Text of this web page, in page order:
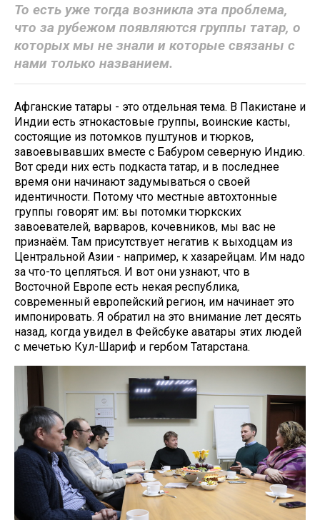
То есть уже тогда возникла эта проблема,
что за рубежом появляются группы татар, о
которых мы не знали и которые связаны с
нами только названием.
Афганские татары - это отдельная тема. В Пакистане и
Индии есть этнокастовые группы, воинские касты,
состоящие из потомков пуштунов и тюрков,
завоевывавших вместе с Бабуром северную Индию.
Вот среди них есть подкаста татар, и в последнее
время они начинают задумываться о своей
идентичности. Потому что местные автохтонные
группы говорят им: вы потомки тюркских
завоевателей, варваров, кочевников, мы вас не
признаём. Там присутствует негатив к выходцам из
Центральной Азии - например, к хазарейцам. Им надо
за что-то цепляться. И вот они узнают, что в
Восточной Европе есть некая республика,
современный европейский регион, им начинает это
импонировать. Я обратил на это внимание лет десять
назад, когда увидел в Фейсбуке аватары этих людей
с мечетью Кул-Шариф и гербом Татарстана.